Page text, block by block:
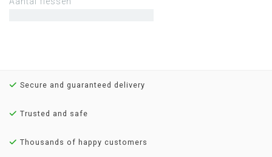
Secure and guaranteed delivery
Trusted and safe
Thousands of happy customers